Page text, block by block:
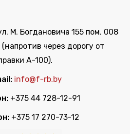
М. Богдановича 155 пом. 008
через дорогу от
А-100).
info@f-rb.by
+375 44 728-12-91
+375 17 270-73-12